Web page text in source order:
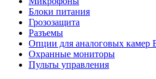
Блоки питания
Грозозащита
Разъемы
Опции для аналоговых камер
Охранные мониторы
Пульты управления